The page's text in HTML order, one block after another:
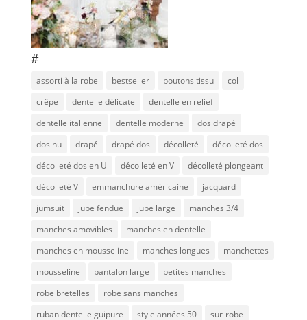
#
assorti à la robe bestseller boutons tissu
col
crêpe
dentelle délicate
dentelle en relief
dentelle italienne
dentelle moderne
dos drapé
dos nu
drapé drapé dos décolleté
décolleté dos
décolleté dos en U
décolleté en V
décolleté plongeant
décolleté V
emmanchure américaine
jacquard
jumsuit
jupe fendue jupe large
manches 3/4
manches amovibles
manches en dentelle
manches en mousseline
manches longues
manchettes
mousseline
pantalon large
petites manches
robe bretelles
robe sans manches
ruban dentelle guipure
style années 50 sur-robe